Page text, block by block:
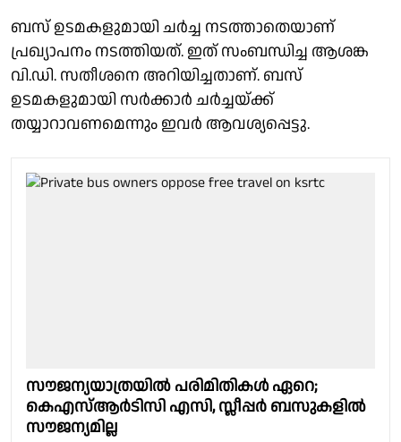
ബസ് ഉടമകളുമായി ചർച്ച നടത്താതെയാണ്
പ്രഖ്യാപനം നടത്തിയത്. ഇത് സംബന്ധിച്ച ആശങ്ക
വി.ഡി. സതീശനെ അറിയിച്ചതാണ്. ബസ്
ഉടമകളുമായി സർക്കാർ ചർച്ചയ്ക്ക്
തയ്യാറാവണമെന്നും ഇവർ ആവശ്യപ്പെട്ടു.
സൗജന്യയാത്രയിൽ പരിമിതികൾ ഏറെ;
കെഎസ്ആർടിസി എസി, സ്ലീപ്പർ ബസുകളിൽ
സൗജന്യമില്ല